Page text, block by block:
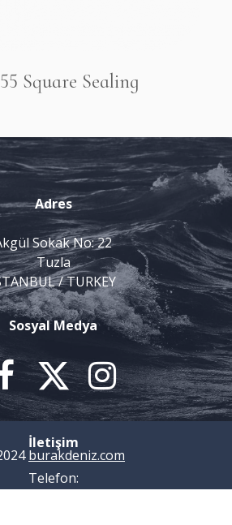
Square Sealing
Adres
Sokak No: 22
Tuzla
/ TURKEY
Sosyal Medya
 
İletişim
Telefon:
burakdeniz.com